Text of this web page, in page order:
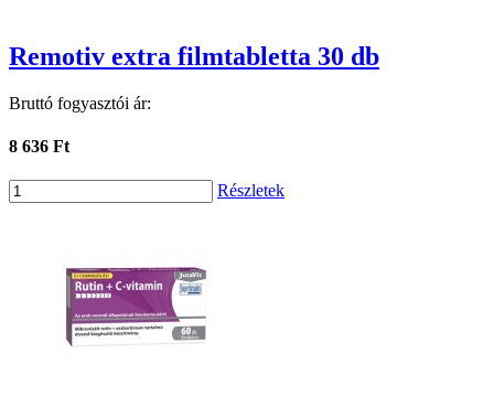
Remotiv extra filmtabletta 30 db
Bruttó fogyasztói ár:
8 636 Ft
Részletek